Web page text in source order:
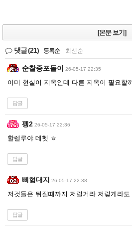
[본문 보기]
댓글(21) 등록순 최신순
순찰중포돌이 26-05-17 22:35
이미 현실이 지옥인데 다른 지옥이 필요할
답글
펭2 26-05-17 22:36
할렐루야 데헷 ㅎ
답글
삐형대지 26-05-17 22:38
저것들은 뒤질때까지 저럴거라 저렇게라
답글